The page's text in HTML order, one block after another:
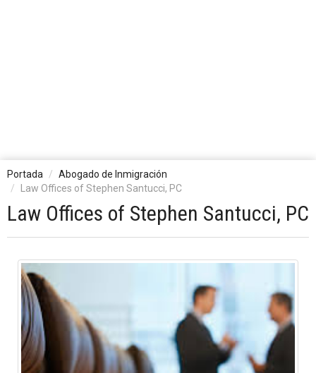
Portada
Abogado de Inmigración
Law Offices of Stephen Santucci, PC
Law Offices of Stephen Santucci, PC